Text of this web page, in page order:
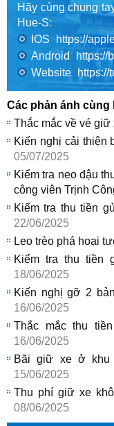
Hãy cùng chung
Hue-S:
IOS
https://
Android
https://
Website
https://
Các phản ánh
Thắc mắc về vé giữ
Kiến nghị cải thiện
05/07/2025
Kiểm tra neo đậu
công viên Trịnh
Kiểm tra thu tiền
22/06/2025
Leo trèo phá hoại
Kiểm tra thu tiền
18/06/2025
Kiến nghị gỡ 2
16/06/2025
Thắc mắc thu
16/06/2025
Bãi giữ xe ở khu
15/06/2025
Thu phí giữ xe
08/06/2025